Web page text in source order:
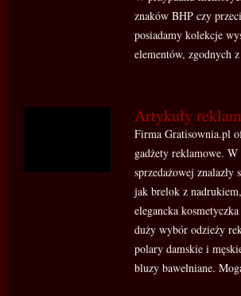
znaków BHP czy
posiadamy kolekcje
elementów, zgodnych
Artykuły
Firma Gratisownia.pl
gadżety reklamowe. W
sprzedażowej
jak brelok z
elegancka
duży wybór odzieży
polary damskie i
bluzy bawełniane.